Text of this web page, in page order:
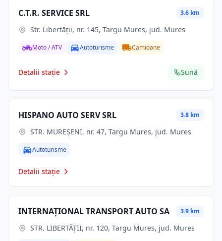
C.T.R. SERVICE SRL 3.6 km
Str. Libertăţii, nr. 145, Targu Mures, jud. Mures
Moto / ATV Autoturisme Camioane
Detalii stație Sună
HISPANO AUTO SERV SRL 3.8 km
STR. MUREŞENI, nr. 47, Targu Mures, jud. Mures
Autoturisme
Detalii stație
INTERNAŢIONAL TRANSPORT AUTO SA 3.9 km
STR. LIBERTĂŢII, nr. 120, Targu Mures, jud. Mures